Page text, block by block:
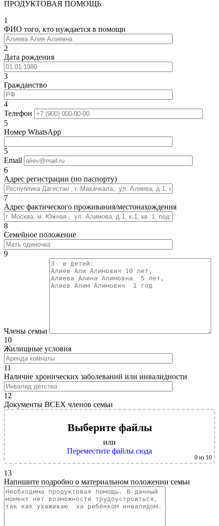
ПРОДУКТОВАЯ ПОМОЩЬ
1
ФИО того, кто нуждается в помощи
2
Дата рождения
3
Гражданство
4
Телефон
5
Номер WhatsApp
5
Email
6
Адрес регистрации (по паспорту)
7
Адрес фактического проживания/местонахождения
8
Семейное положение
9
Члены семьи
10
Жилищные условия
11
Наличие хронических заболеваний или инвалидности
12
Документы ВСЕХ членов семьи
Выберите файлы
или
Переместите файлы сюда
0 из 10
13
Напишите подробно о материальном положении семьи